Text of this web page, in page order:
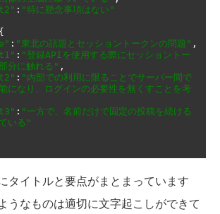
: "特に懸念事項はない"
: "東北の話題とセッショントークンの問題" ,
: "登録APIを使用する際にセッショントー
分に触れる" ,
: "内部での利用に限ることでサーバー間で
になり、ログインの必要性を無くすことを考
: "一方で、名前だけで固定の投稿を続ける
いる"
タイトルと要点がまとまっています
うなものは適切に文字起こしができて